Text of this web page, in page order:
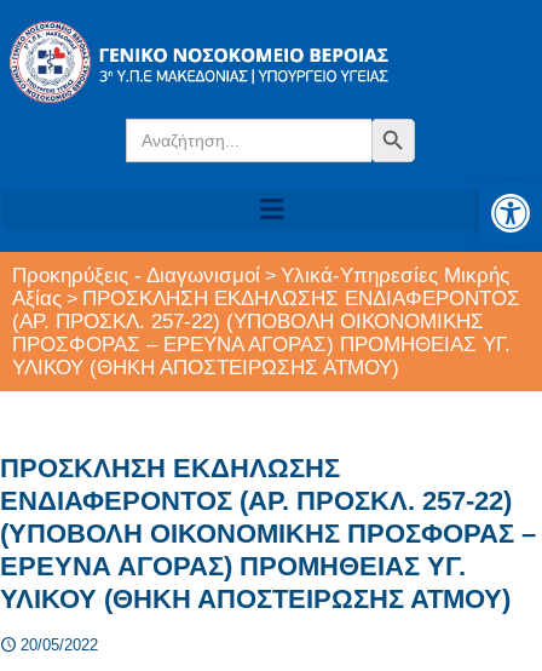
Search
for:
Search Button
Προκηρύξεις - Διαγωνισμοί > Υλικά-Υπηρεσίες Μικρής
Αξίας > ΠΡΟΣΚΛΗΣΗ ΕΚΔΗΛΩΣΗΣ ΕΝΔΙΑΦΕΡΟΝΤΟΣ
(ΑΡ. ΠΡΟΣΚΛ. 257-22) (ΥΠΟΒΟΛΗ ΟΙΚΟΝΟΜΙΚΗΣ
ΠΡΟΣΦΟΡΑΣ – ΕΡΕΥΝΑ ΑΓΟΡΑΣ) ΠΡΟΜΗΘΕΙΑΣ ΥΓ.
ΥΛΙΚΟΥ (ΘΗΚΗ ΑΠΟΣΤΕΙΡΩΣΗΣ ΑΤΜΟΥ)
ΠΡΟΣΚΛΗΣΗ ΕΚΔΗΛΩΣΗΣ
ΕΝΔΙΑΦΕΡΟΝΤΟΣ (ΑΡ. ΠΡΟΣΚΛ. 257-22)
(ΥΠΟΒΟΛΗ ΟΙΚΟΝΟΜΙΚΗΣ ΠΡΟΣΦΟΡΑΣ –
ΕΡΕΥΝΑ ΑΓΟΡΑΣ) ΠΡΟΜΗΘΕΙΑΣ ΥΓ.
ΥΛΙΚΟΥ (ΘΗΚΗ ΑΠΟΣΤΕΙΡΩΣΗΣ ΑΤΜΟΥ)
20/05/2022